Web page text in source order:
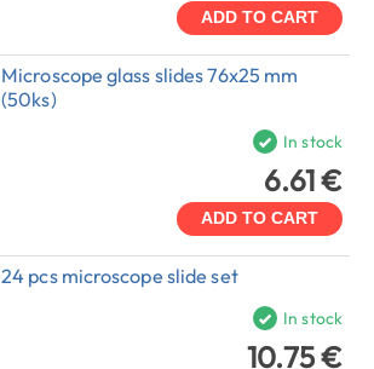
ADD TO CART
Microscope glass slides 76x25 mm
(50ks)
In stock
6.61 €
ADD TO CART
24 pcs microscope slide set
In stock
10.75 €